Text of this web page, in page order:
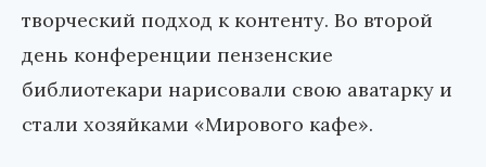
творческий подход к контенту. Во второй
день конференции пензенские
библиотекари нарисовали свою аватарку и
стали хозяйками «Мирового кафе».